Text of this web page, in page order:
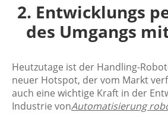
2. Entwicklungs
des Umgangs
Heutzutage ist der Handling-
neuer Hotspot, der vom Markt
auch eine wichtige Kraft in der
Industrie vonAutomatisierung